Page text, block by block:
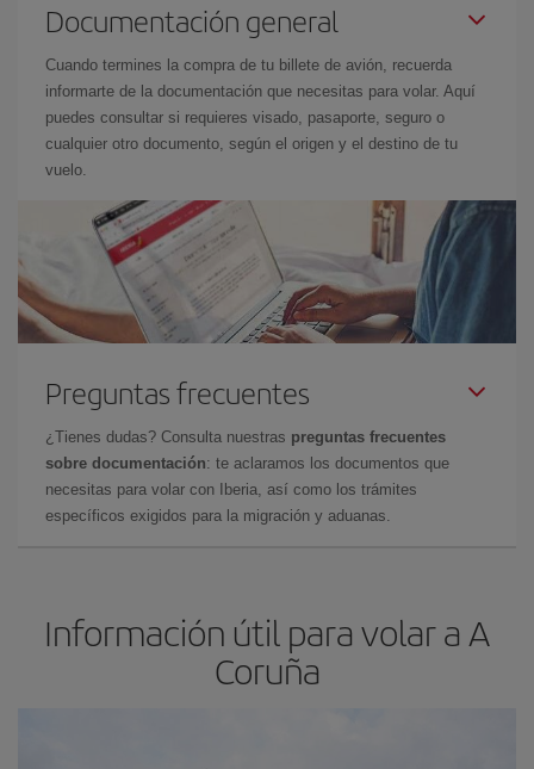
Documentación general
Cuando termines la compra de tu billete de avión, recuerda
informarte de la documentación que necesitas para volar. Aquí
puedes consultar si requieres visado, pasaporte, seguro o
cualquier otro documento, según el origen y el destino de tu
vuelo.
Preguntas frecuentes
¿Tienes dudas? Consulta nuestras preguntas frecuentes
sobre documentación: te aclaramos los documentos que
necesitas para volar con Iberia, así como los trámites
específicos exigidos para la migración y aduanas.
Información útil para volar a A
Coruña